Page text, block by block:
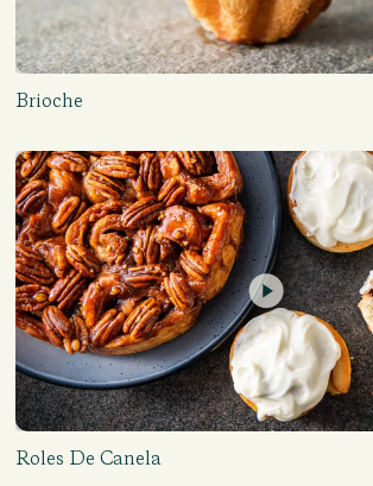
Brioche
Roles De Canela